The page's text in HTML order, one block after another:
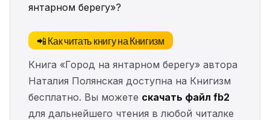
янтарном берегу»?
📲 Как читать книгу на Книгизм
Книга «Город на янтарном берегу» автора
Наталия Полянская доступна на Книгизм
бесплатно. Вы можете скачать файл fb2
для дальнейшего чтения в любой читалке